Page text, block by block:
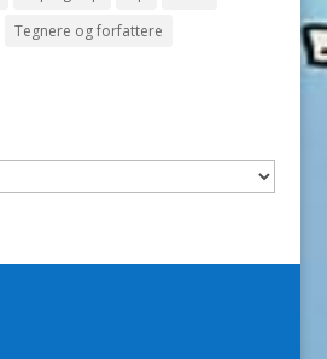
Tegnere og forfattere